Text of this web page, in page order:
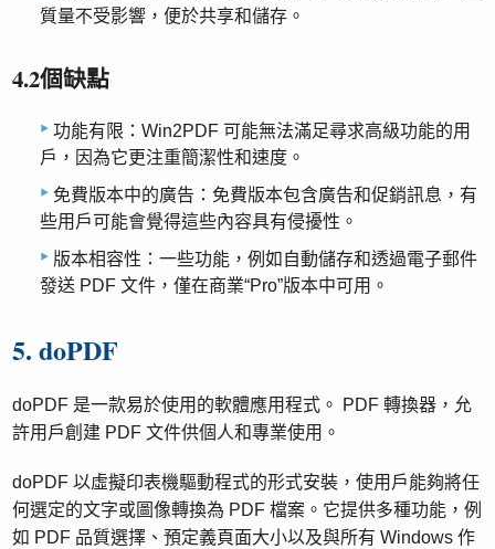
質量不受影響，便於共享和儲存。
4.2個缺點
功能有限：Win2PDF 可能無法滿足尋求高級功能的用
戶，因為它更注重簡潔性和速度。
免費版本中的廣告：免費版本包含廣告和促銷訊息，有
些用戶可能會覺得這些內容具有侵擾性。
版本相容性：一些功能，例如自動儲存和透過電子郵件
發送 PDF 文件，僅在商業“Pro”版本中可用。
5. doPDF
doPDF 是一款易於使用的軟體應用程式。 PDF 轉換器，允
許用戶創建 PDF 文件供個人和專業使用。
doPDF 以虛擬印表機驅動程式的形式安裝，使用戶能夠將任
何選定的文字或圖像轉換為 PDF 檔案。它提供多種功能，例
如 PDF 品質選擇、預定義頁面大小以及與所有 Windows 作